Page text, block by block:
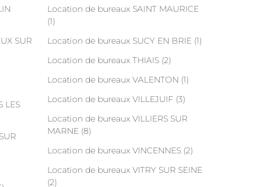
SUR
LES
Location de bureaux SAINT MAURICE
(1)
Location de bureaux SUCY EN BRIE (1)
Location de bureaux THIAIS (2)
Location de bureaux VALENTON (1)
Location de bureaux VILLEJUIF (3)
Location de bureaux VILLIERS SUR
MARNE (8)
Location de bureaux VINCENNES (2)
Location de bureaux VITRY SUR SEINE
(2)